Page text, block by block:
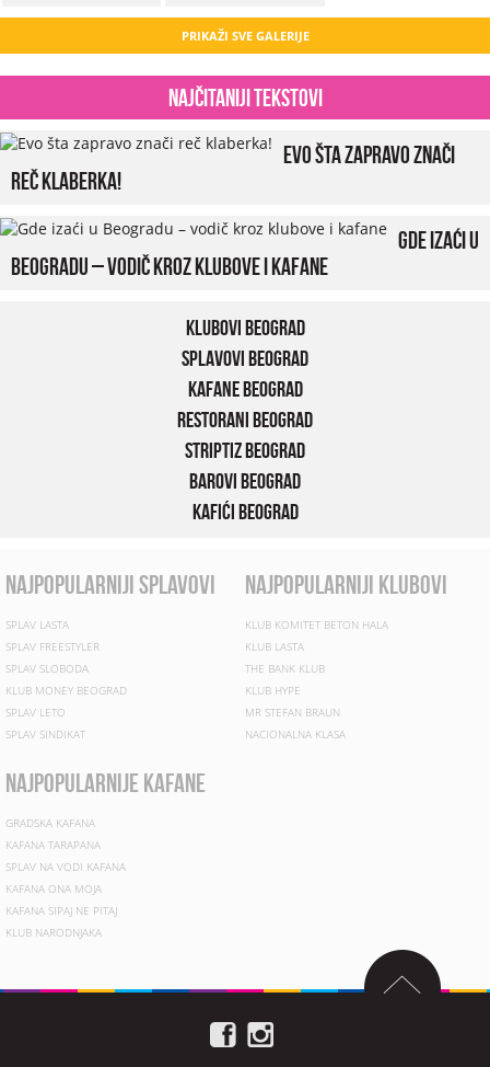
PRIKAŽI SVE GALERIJE
Najčitaniji tekstovi
Evo šta zapravo znači
reč klaberka!
Gde izaći u
Beogradu – vodič kroz klubove i kafane
Klubovi Beograd
Splavovi Beograd
Kafane Beograd
Restorani Beograd
Striptiz Beograd
Barovi Beograd
Kafići Beograd
najpopularniji splavovi
SPLAV LASTA
SPLAV FREESTYLER
SPLAV SLOBODA
KLUB MONEY BEOGRAD
SPLAV LETO
SPLAV SINDIKAT
najpopularniji klubovi
KLUB KOMITET BETON HALA
KLUB LASTA
THE BANK KLUB
KLUB HYPE
MR STEFAN BRAUN
NACIONALNA KLASA
najpopularnije kafane
GRADSKA KAFANA
KAFANA TARAPANA
SPLAV NA VODI KAFANA
KAFANA ONA MOJA
KAFANA SIPAJ NE PITAJ
KLUB NARODNJAKA